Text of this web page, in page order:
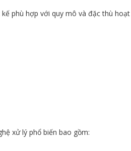
phù hợp với quy mô và đặc thù
xử lý phổ biến bao gồm: